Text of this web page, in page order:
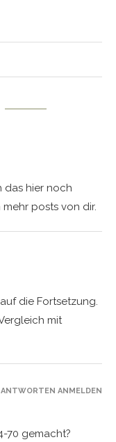
das hier noch
posts von dir.
die Fortsetzung.
mit
70 gemacht?
ANMELDEN